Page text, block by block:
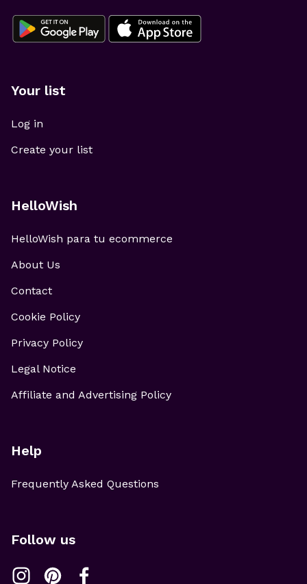
Your list
Log in
Create your list
HelloWish
HelloWish para tu ecommerce
About Us
Contact
Cookie Policy
Privacy Policy
Legal Notice
Affiliate and Advertising Policy
Help
Frequently Asked Questions
Follow us